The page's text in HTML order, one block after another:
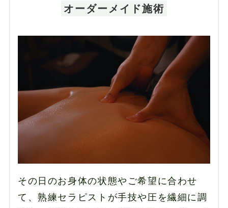
オーダーメイド施術
その日のお身体の状態やご希望に合わせ
て、熟練セラピストが手技や圧を繊細に調